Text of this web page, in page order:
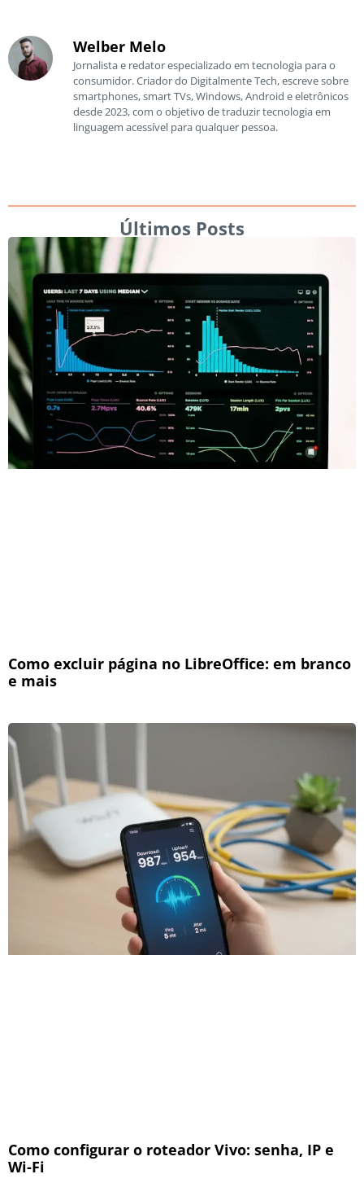
Welber Melo
Jornalista e redator especializado em tecnologia para o
consumidor. Criador do Digitalmente Tech, escreve sobre
smartphones, smart TVs, Windows, Android e eletrônicos
desde 2023, com o objetivo de traduzir tecnologia em
linguagem acessível para qualquer pessoa.
Últimos Posts
Como excluir página no LibreOffice: em branco
e mais
Como configurar o roteador Vivo: senha, IP e
Wi-Fi